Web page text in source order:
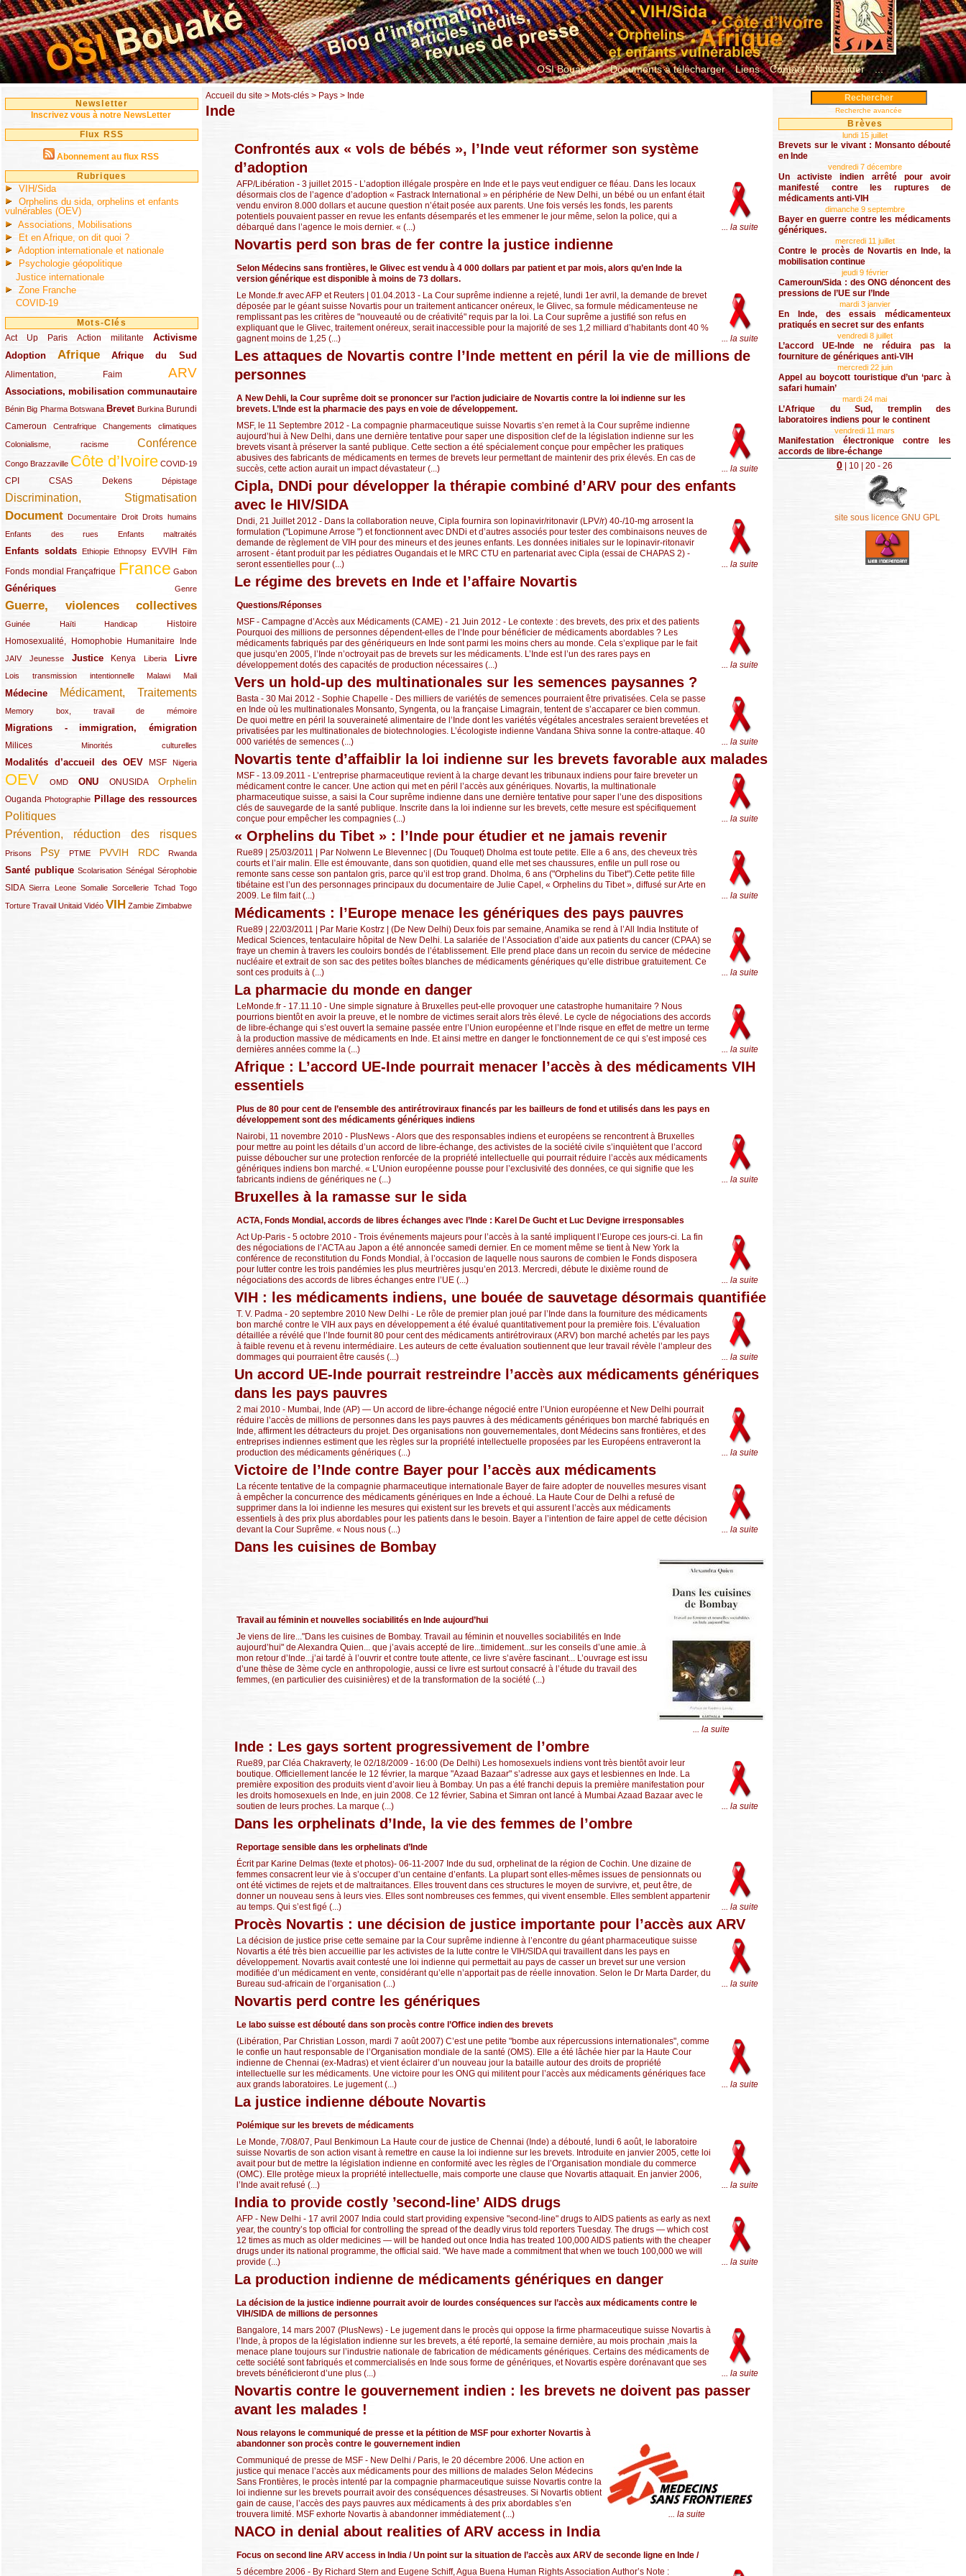
OSI Bouaké ? Documents à télécharger Liens Contact Nous aider ...
Newsletter
Inscrivez vous à notre NewsLetter
Flux RSS
Abonnement au flux RSS
Rubriques
VIH/Sida
Orphelins du sida, orphelins et enfants
vulnérables (OEV)
Associations, Mobilisations
Et en Afrique, on dit quoi ?
Adoption internationale et nationale
Psychologie géopolitique
Justice internationale
Zone Franche
COVID-19
Mots-Clés
Act Up Paris
(49/289) Action militante
(32/289) Activisme
(73/289)
Adoption
(82/289) Afrique
(161/289) Afrique du Sud
(73/289)
Alimentation, Faim
(48/289) ARV
(203/289)
Associations, mobilisation communautaire
(65/289)
Bénin
(13/289)Big Pharma
(16/289) Botswana
(9/289) Brevet
(83/289) Burkina
(18/289) Burundi
(30/289)
Cameroun
(47/289) Centrafrique
(23/289) Changements climatiques
(10/289)
Colonialisme, racisme
(19/289) Conférence
(118/289)
Congo Brazzaville
(24/289) Côte d’Ivoire
(263/289) COVID-19
(13/289)
CPI
(48/289) CSAS
(32/289) Dekens
(29/289) Dépistage
(19/289)
Discrimination, Stigmatisation
(131/289)
Document
(145/289) Documentaire
(9/289) Droit
(20/289) Droits humains
(22/289)
Enfants des rues
(21/289) Enfants maltraités
(10/289)
Enfants soldats
(68/289) Ethiopie
(12/289) Ethnopsy
(15/289) EVVIH
(55/289) Film
(22/289)
Fonds mondial
(48/289) Françafrique
(39/289) France
(289/289) Gabon
(12/289)
Génériques
(59/289) Genre
(22/289)
Guerre, violences collectives
(149/289)
Guinée
(12/289) Haïti
(15/289) Handicap
(10/289) Histoire
(49/289)
Homosexualité, Homophobie
(44/289) Humanitaire
(47/289) Inde
(34/289)
JAIV
(10/289)Jeunesse
(21/289) Justice
(65/289) Kenya
(35/289) Liberia
(25/289) Livre
(62/289)
Lois transmission intentionnelle
(24/289) Malawi
(11/289) Mali
(21/289)
Médecine
(62/289) Médicament, Traitements
(142/289)
Memory box, travail de mémoire
(11/289)
Migrations - immigration, émigration
(67/289)
Milices
(34/289) Minorités culturelles
(15/289)
Modalités d’accueil des OEV
(58/289) MSF
(54/289) Nigeria
(27/289)
OEV
(269/289) OMD
(26/289) ONU
(58/289) ONUSIDA
(44/289) Orphelin
(112/289)
Ouganda
(29/289) Photographie
(27/289) Pillage des ressources
(77/289)
Politiques
(120/289)
Prévention, réduction des risques
(131/289)
Prisons
(22/289) Psy
(119/289) PTME
(12/289) PVVIH
(111/289) RDC
(104/289) Rwanda
(23/289)
Santé publique
(59/289) Scolarisation
(9/289) Sénégal
(13/289) Sérophobie
(19/289)
SIDA
(29/289)Sierra Leone
(13/289) Somalie
(12/289) Sorcellerie
(19/289) Tchad
(10/289) Togo
(15/289)
Torture
(17/289)Travail
(21/289) Unitaid
(26/289) Vidéo
(23/289) VIH
(154/289) Zambie
(12/289) Zimbabwe
(21/289)
Accueil du site > Mots-clés > Pays > Inde
Inde
Confrontés aux « vols de bébés », l’Inde veut réformer son système
d’adoption
AFP/Libération - 3 juillet 2015 - L’adoption illégale prospère en Inde et le pays veut endiguer ce fléau. Dans les locaux
désormais clos de l’agence d’adoption « Fastrack International » en périphérie de New Delhi, un bébé ou un enfant était
vendu environ 8.000 dollars et aucune question n’était posée aux parents. Une fois versés les fonds, les parents
potentiels pouvaient passer en revue les enfants désemparés et les emmener le jour même, selon la police, qui a
débarqué dans l’agence le mois dernier. « (...)
... la suite
Novartis perd son bras de fer contre la justice indienne
Selon Médecins sans frontières, le Glivec est vendu à 4 000 dollars par patient et par mois, alors qu’en Inde la
version générique est disponible à moins de 73 dollars.
Le Monde.fr avec AFP et Reuters | 01.04.2013 - La Cour suprême indienne a rejeté, lundi 1er avril, la demande de brevet
déposée par le géant suisse Novartis pour un traitement anticancer onéreux, le Glivec, sa formule médicamenteuse ne
remplissant pas les critères de "nouveauté ou de créativité" requis par la loi. La Cour suprême a justifié son refus en
expliquant que le Glivec, traitement onéreux, serait inaccessible pour la majorité de ses 1,2 milliard d’habitants dont 40 %
gagnent moins de 1,25 (...)
... la suite
Les attaques de Novartis contre l’Inde mettent en péril la vie de millions de
personnes
A New Dehli, la Cour suprême doit se prononcer sur l’action judiciaire de Novartis contre la loi indienne sur les
brevets. L’Inde est la pharmacie des pays en voie de développement.
MSF, le 11 Septembre 2012 - La compagnie pharmaceutique suisse Novartis s’en remet à la Cour suprême indienne
aujourd’hui à New Delhi, dans une dernière tentative pour saper une disposition clef de la législation indienne sur les
brevets visant à préserver la santé publique. Cette section a été spécialement conçue pour empêcher les pratiques
abusives des fabricants de médicaments en termes de brevets leur permettant de maintenir des prix élevés. En cas de
succès, cette action aurait un impact dévastateur (...)
... la suite
Cipla, DNDi pour développer la thérapie combiné d’ARV pour des enfants
avec le HIV/SIDA
Dndi, 21 Juillet 2012 - Dans la collaboration neuve, Cipla fournira son lopinavir/ritonavir (LPV/r) 40-/10-mg arrosent la
formulation ("Lopimune Arrose ") et fonctionnent avec DNDi et d’autres associés pour tester des combinaisons neuves de
demande de règlement de VIH pour des mineurs et des jeunes enfants. Les données initiales sur le lopinavir-ritonavir
arrosent - étant produit par les pédiatres Ougandais et le MRC CTU en partenariat avec Cipla (essai de CHAPAS 2) -
seront essentielles pour (...)
... la suite
Le régime des brevets en Inde et l’affaire Novartis
Questions/Réponses
MSF - Campagne d’Accès aux Médicaments (CAME) - 21 Juin 2012 - Le contexte : des brevets, des prix et des patients
Pourquoi des millions de personnes dépendent-elles de l’Inde pour bénéficier de médicaments abordables ? Les
médicaments fabriqués par des génériqueurs en Inde sont parmi les moins chers au monde. Cela s’explique par le fait
que jusqu’en 2005, l’Inde n’octroyait pas de brevets sur les médicaments. L’Inde est l’un des rares pays en
développement dotés des capacités de production nécessaires (...)
... la suite
Vers un hold-up des multinationales sur les semences paysannes ?
Basta - 30 Mai 2012 - Sophie Chapelle - Des milliers de variétés de semences pourraient être privatisées. Cela se passe
en Inde où les multinationales Monsanto, Syngenta, ou la française Limagrain, tentent de s’accaparer ce bien commun.
De quoi mettre en péril la souveraineté alimentaire de l’Inde dont les variétés végétales ancestrales seraient brevetées et
privatisées par les multinationales de biotechnologies. L’écologiste indienne Vandana Shiva sonne la contre-attaque. 40
000 variétés de semences (...)
... la suite
Novartis tente d’affaiblir la loi indienne sur les brevets favorable aux malades
MSF - 13.09.2011 - L’entreprise pharmaceutique revient à la charge devant les tribunaux indiens pour faire breveter un
médicament contre le cancer. Une action qui met en péril l’accès aux génériques. Novartis, la multinationale
pharmaceutique suisse, a saisi la Cour suprême indienne dans une dernière tentative pour saper l’une des dispositions
clés de sauvegarde de la santé publique. Inscrite dans la loi indienne sur les brevets, cette mesure est spécifiquement
conçue pour empêcher les compagnies (...)
... la suite
« Orphelins du Tibet » : l’Inde pour étudier et ne jamais revenir
Rue89 | 25/03/2011 | Par Nolwenn Le Blevennec | (Du Touquet) Dholma est toute petite. Elle a 6 ans, des cheveux très
courts et l’air malin. Elle est émouvante, dans son quotidien, quand elle met ses chaussures, enfile un pull rose ou
remonte sans cesse son pantalon gris, parce qu’il est trop grand. Dholma, 6 ans ("Orphelins du Tibet").Cette petite fille
tibétaine est l’un des personnages principaux du documentaire de Julie Capel, « Orphelins du Tibet », diffusé sur Arte en
2009. Le film fait (...)
... la suite
Médicaments : l’Europe menace les génériques des pays pauvres
Rue89 | 22/03/2011 | Par Marie Kostrz | (De New Delhi) Deux fois par semaine, Anamika se rend à l’All India Institute of
Medical Sciences, tentaculaire hôpital de New Delhi. La salariée de l’Association d’aide aux patients du cancer (CPAA) se
fraye un chemin à travers les couloirs bondés de l’établissement. Elle prend place dans un recoin du service de médecine
nucléaire et extrait de son sac des petites boîtes blanches de médicaments génériques qu’elle distribue gratuitement. Ce
sont ces produits à (...)
... la suite
La pharmacie du monde en danger
LeMonde.fr - 17.11.10 - Une simple signature à Bruxelles peut-elle provoquer une catastrophe humanitaire ? Nous
pourrions bientôt en avoir la preuve, et le nombre de victimes serait alors très élevé. Le cycle de négociations des accords
de libre-échange qui s’est ouvert la semaine passée entre l’Union européenne et l’Inde risque en effet de mettre un terme
à la production massive de médicaments en Inde. Et ainsi mettre en danger le fonctionnement de ce qui s’est imposé ces
dernières années comme la (...)
... la suite
Afrique : L’accord UE-Inde pourrait menacer l’accès à des médicaments VIH
essentiels
Plus de 80 pour cent de l’ensemble des antirétroviraux financés par les bailleurs de fond et utilisés dans les pays en
développement sont des médicaments génériques indiens
Nairobi, 11 novembre 2010 - PlusNews - Alors que des responsables indiens et européens se rencontrent à Bruxelles
pour mettre au point les détails d’un accord de libre-échange, des activistes de la société civile s’inquiètent que l’accord
puisse déboucher sur une protection renforcée de la propriété intellectuelle qui pourrait réduire l’accès aux médicaments
génériques indiens bon marché. « L’Union européenne pousse pour l’exclusivité des données, ce qui signifie que les
fabricants indiens de génériques ne (...)
... la suite
Bruxelles à la ramasse sur le sida
ACTA, Fonds Mondial, accords de libres échanges avec l’Inde : Karel De Gucht et Luc Devigne irresponsables
Act Up-Paris - 5 octobre 2010 - Trois événements majeurs pour l’accès à la santé impliquent l’Europe ces jours-ci. La fin
des négociations de l’ACTA au Japon a été annoncée samedi dernier. En ce moment même se tient à New York la
conférence de reconstitution du Fonds Mondial, à l’occasion de laquelle nous saurons de combien le Fonds disposera
pour lutter contre les trois pandémies les plus meurtrières jusqu’en 2013. Mercredi, débute le dixième round de
négociations des accords de libres échanges entre l’UE (...)
... la suite
VIH : les médicaments indiens, une bouée de sauvetage désormais quantifiée
T. V. Padma - 20 septembre 2010 New Delhi - Le rôle de premier plan joué par l’Inde dans la fourniture des médicaments
bon marché contre le VIH aux pays en développement a été évalué quantitativement pour la première fois. L’évaluation
détaillée a révélé que l’Inde fournit 80 pour cent des médicaments antirétroviraux (ARV) bon marché achetés par les pays
à faible revenu et à revenu intermédiaire. Les auteurs de cette évaluation soutiennent que leur travail révèle l’ampleur des
dommages qui pourraient être causés (...)
... la suite
Un accord UE-Inde pourrait restreindre l’accès aux médicaments génériques
dans les pays pauvres
2 mai 2010 - Mumbai, Inde (AP) — Un accord de libre-échange négocié entre l’Union européenne et New Delhi pourrait
réduire l’accès de millions de personnes dans les pays pauvres à des médicaments génériques bon marché fabriqués en
Inde, affirment les détracteurs du projet. Des organisations non gouvernementales, dont Médecins sans frontières, et des
entreprises indiennes estiment que les règles sur la propriété intellectuelle proposées par les Européens entraveront la
production des médicaments génériques (...)
... la suite
Victoire de l’Inde contre Bayer pour l’accès aux médicaments
La récente tentative de la compagnie pharmaceutique internationale Bayer de faire adopter de nouvelles mesures visant
à empêcher la concurrence des médicaments génériques en Inde a échoué. La Haute Cour de Delhi a refusé de
supprimer dans la loi indienne les mesures qui existent sur les brevets et qui assurent l’accès aux médicaments
essentiels à des prix plus abordables pour les patients dans le besoin. Bayer a l’intention de faire appel de cette décision
devant la Cour Suprême. « Nous nous (...)
... la suite
Dans les cuisines de Bombay
Travail au féminin et nouvelles sociabilités en Inde aujourd’hui
Je viens de lire..."Dans les cuisines de Bombay. Travail au féminin et nouvelles sociabilités en Inde
aujourd’hui" de Alexandra Quien... que j’avais accepté de lire...timidement...sur les conseils d’une amie..à
mon retour d’Inde...j’ai tardé à l’ouvrir et contre toute attente, ce livre s’avère fascinant... L’ouvrage est issu
d’une thèse de 3ème cycle en anthropologie, aussi ce livre est surtout consacré à l’étude du travail des
femmes, (en particulier des cuisinières) et de la transformation de la société (...)
... la suite
Inde : Les gays sortent progressivement de l’ombre
Rue89, par Cléa Chakraverty, le 02/18/2009 - 16:00 (De Delhi) Les homosexuels indiens vont très bientôt avoir leur
boutique. Officiellement lancée le 12 février, la marque "Azaad Bazaar" s’adresse aux gays et lesbiennes en Inde. La
première exposition des produits vient d’avoir lieu à Bombay. Un pas a été franchi depuis la première manifestation pour
les droits homosexuels en Inde, en juin 2008. Ce 12 février, Sabina et Simran ont lancé à Mumbai Azaad Bazaar avec le
soutien de leurs proches. La marque (...)
... la suite
Dans les orphelinats d’Inde, la vie des femmes de l’ombre
Reportage sensible dans les orphelinats d’Inde
Écrit par Karine Delmas (texte et photos)- 06-11-2007 Inde du sud, orphelinat de la région de Cochin. Une dizaine de
femmes consacrent leur vie à s’occuper d’un centaine d’enfants. La plupart sont elles-mêmes issues de pensionnats ou
ont été victimes de rejets et de maltraitances. Elles trouvent dans ces structures le moyen de survivre, et, peut être, de
donner un nouveau sens à leurs vies. Elles sont nombreuses ces femmes, qui vivent ensemble. Elles semblent appartenir
au temps. Qui s’est figé (...)
... la suite
Procès Novartis : une décision de justice importante pour l’accès aux ARV
La décision de justice prise cette semaine par la Cour suprême indienne à l’encontre du géant pharmaceutique suisse
Novartis a été très bien accueillie par les activistes de la lutte contre le VIH/SIDA qui travaillent dans les pays en
développement. Novartis avait contesté une loi indienne qui permettait au pays de casser un brevet sur une version
modifiée d’un médicament en vente, considérant qu’elle n’apportait pas de réelle innovation. Selon le Dr Marta Darder, du
Bureau sud-africain de l’organisation (...)
... la suite
Novartis perd contre les génériques
Le labo suisse est débouté dans son procès contre l’Office indien des brevets
(Libération, Par Christian Losson, mardi 7 août 2007) C’est une petite "bombe aux répercussions internationales", comme
le confie un haut responsable de l’Organisation mondiale de la santé (OMS). Elle a été lâchée hier par la Haute Cour
indienne de Chennai (ex-Madras) et vient éclairer d’un nouveau jour la bataille autour des droits de propriété
intellectuelle sur les médicaments. Une victoire pour les ONG qui militent pour l’accès aux médicaments génériques face
aux grands laboratoires. Le jugement (...)
... la suite
La justice indienne déboute Novartis
Polémique sur les brevets de médicaments
Le Monde, 7/08/07, Paul Benkimoun La Haute cour de justice de Chennai (Inde) a débouté, lundi 6 août, le laboratoire
suisse Novartis de son action visant à remettre en cause la loi indienne sur les brevets. Introduite en janvier 2005, cette loi
avait pour but de mettre la législation indienne en conformité avec les règles de l’Organisation mondiale du commerce
(OMC). Elle protège mieux la propriété intellectuelle, mais comporte une clause que Novartis attaquait. En janvier 2006,
l’Inde avait refusé (...)
... la suite
India to provide costly ’second-line’ AIDS drugs
AFP - New Delhi - 17 avril 2007 India could start providing expensive "second-line" drugs to AIDS patients as early as next
year, the country’s top official for controlling the spread of the deadly virus told reporters Tuesday. The drugs — which cost
12 times as much as older medicines — will be handed out once India has treated 100,000 AIDS patients with the cheaper
drugs under its national programme, the official said. "We have made a commitment that when we touch 100,000 we will
provide (...)
... la suite
La production indienne de médicaments génériques en danger
La décision de la justice indienne pourrait avoir de lourdes conséquences sur l’accès aux médicaments contre le
VIH/SIDA de millions de personnes
Bangalore, 14 mars 2007 (PlusNews) - Le jugement dans le procès qui oppose la firme pharmaceutique suisse Novartis à
l’Inde, à propos de la législation indienne sur les brevets, a été reporté, la semaine dernière, au mois prochain ,mais la
menace plane toujours sur l’industrie nationale de fabrication de médicaments génériques. Certains des médicaments de
cette société sont fabriqués et commercialisés en Inde sous forme de génériques, et Novartis espère dorénavant que ses
brevets bénéficieront d’une plus (...)
... la suite
Novartis contre le gouvernement indien : les brevets ne doivent pas passer
avant les malades !
Nous relayons le communiqué de presse et la pétition de MSF pour exhorter Novartis à
abandonner son procès contre le gouvernement indien
Communiqué de presse de MSF - New Delhi / Paris, le 20 décembre 2006. Une action en
justice qui menace l’accès aux médicaments pour des millions de malades Selon Médecins
Sans Frontières, le procès intenté par la compagnie pharmaceutique suisse Novartis contre la
loi indienne sur les brevets pourrait avoir des conséquences désastreuses. Si Novartis obtient
gain de cause, l’accès des pays pauvres aux médicaments à des prix abordables s’en
trouvera limité. MSF exhorte Novartis à abandonner immédiatement (...)
... la suite
NACO in denial about realities of ARV access in India
Focus on second line ARV access in India / Un point sur la situation de l’accès aux ARV de seconde ligne en Inde /
5 décembre 2006 - By Richard Stern and Eugene Schiff, Agua Buena Human Rights Association Author’s Note :
Recherche avancée
Brèves
lundi 15 juillet
Brevets sur le vivant : Monsanto débouté
en Inde
vendredi 7 décembre
Un activiste indien arrêté pour avoir
manifesté contre les ruptures de
médicaments anti-VIH
dimanche 9 septembre
Bayer en guerre contre les médicaments
génériques.
mercredi 11 juillet
Contre le procès de Novartis en Inde, la
mobilisation continue
jeudi 9 février
Cameroun/Sida : des ONG dénoncent des
pressions de l’UE sur l’Inde
mardi 3 janvier
En Inde, des essais médicamenteux
pratiqués en secret sur des enfants
vendredi 8 juillet
L’accord UE-Inde ne réduira pas la
fourniture de génériques anti-VIH
mercredi 22 juin
Appel au boycott touristique d’un ‘parc à
safari humain’
mardi 24 mai
L’Afrique du Sud, tremplin des
laboratoires indiens pour le continent
vendredi 11 mars
Manifestation électronique contre les
accords de libre-échange
0 10 20 - 26
site sous licence GNU GPL